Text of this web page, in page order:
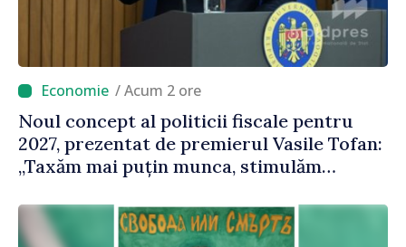
/ Acum 2 ore
Noul concept al politicii fiscale pentru
2027, prezentat de premierul Vasile Tofan:
„Taxăm mai puțin munca, stimulăm
taxarea consumului”